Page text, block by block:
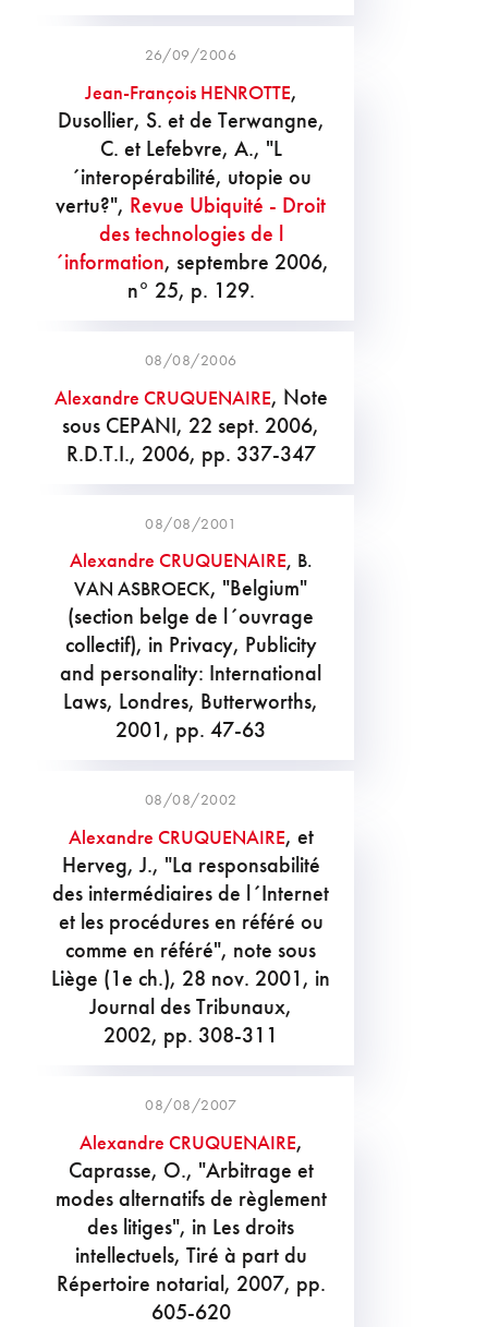
26/09/2006
Jean-François HENROTTE,
Dusollier, S. et de Terwangne,
C. et Lefebvre, A., "L
´interopérabilité, utopie ou
vertu?", Revue Ubiquité - Droit
des technologies de l
´information, septembre 2006,
n° 25, p. 129.
08/08/2006
Alexandre CRUQUENAIRE, Note
sous CEPANI, 22 sept. 2006,
R.D.T.I., 2006, pp. 337-347
08/08/2001
Alexandre CRUQUENAIRE, B.
VAN ASBROECK, "Belgium"
(section belge de l´ouvrage
collectif), in Privacy, Publicity
and personality: International
Laws, Londres, Butterworths,
2001, pp. 47-63
08/08/2002
Alexandre CRUQUENAIRE, et
Herveg, J., "La responsabilité
des intermédiaires de l´Internet
et les procédures en référé ou
comme en référé", note sous
Liège (1e ch.), 28 nov. 2001, in
Journal des Tribunaux,
2002, pp. 308-311
08/08/2007
Alexandre CRUQUENAIRE,
Caprasse, O., "Arbitrage et
modes alternatifs de règlement
des litiges", in Les droits
intellectuels, Tiré à part du
Répertoire notarial, 2007, pp.
605-620